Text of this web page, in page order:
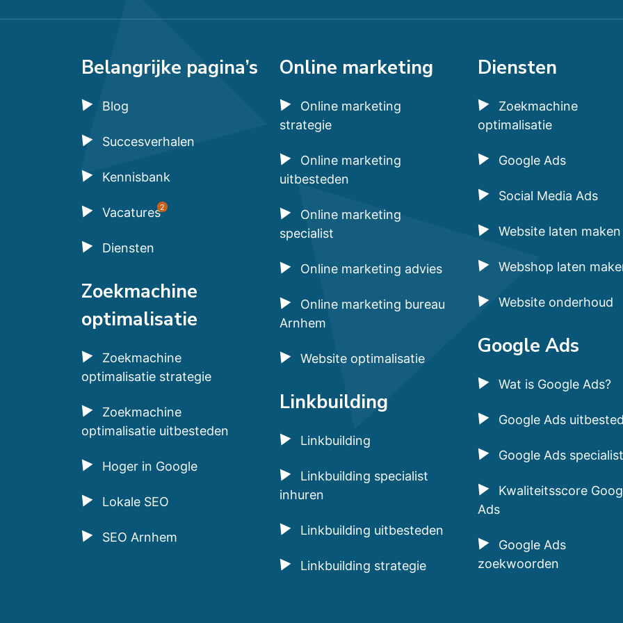
Belangrijke pagina’s
Blog
Succesverhalen
Kennisbank
Vacatures2
Diensten
Zoekmachine
optimalisatie
Zoekmachine
optimalisatie strategie
Zoekmachine
optimalisatie uitbesteden
Hoger in Google
Lokale SEO
SEO Arnhem
Online marketing
Online marketing
strategie
Online marketing
uitbesteden
Online marketing
specialist
Online marketing advies
Online marketing bureau
Arnhem
Website optimalisatie
Linkbuilding
Linkbuilding
Linkbuilding specialist
inhuren
Linkbuilding uitbesteden
Linkbuilding strategie
Diensten
Zoekmachine
optimalisatie
Google Ads
Social Media Ads
Website laten maken
Webshop laten
Website onderhoud
Google Ads
Wat is Google Ads?
Google Ads
Google Ads
Kwaliteitsscore
Ads
Google Ads
zoekwoorden